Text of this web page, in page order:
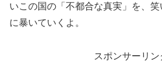
いこの国の「不都合な真実」を、
に暴いていくよ。
スポンサーリン